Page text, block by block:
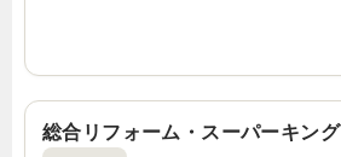
総合リフォーム・スーパーキング